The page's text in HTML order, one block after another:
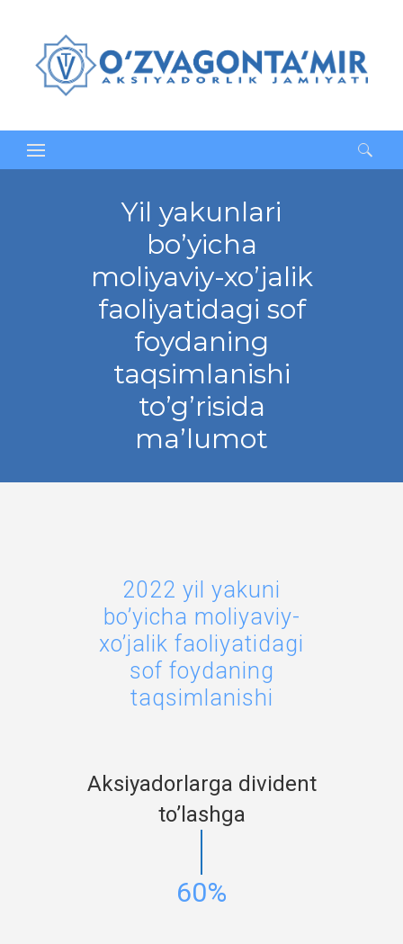
Qidirshish:
Yil yakunlari
bo’yicha
moliyaviy-xo’jalik
faoliyatidagi sof
foydaning
taqsimlanishi
to’g’risida
ma’lumot
2022 yil yakuni
bo’yicha moliyaviy-
xo’jalik faoliyatidagi
sof foydaning
taqsimlanishi
Aksiyadorlarga divident
to’lashga
60%